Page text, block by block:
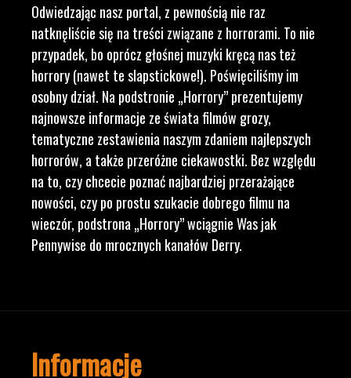
Odwiedzając nasz portal, z pewnością nie raz
natknęliście się na treści związane z horrorami. To nie
przypadek, bo oprócz głośnej muzyki kręcą nas też
horrory (nawet te slapstickowe!). Poświęciliśmy im
osobny dział. Na podstronie „Horrory” prezentujemy
najnowsze informacje ze świata filmów grozy,
tematyczne zestawienia naszym zdaniem najlepszych
horrorów, a także przeróżne ciekawostki. Bez względu
na to, czy chcecie poznać najbardziej przerażające
nowości, czy po prostu szukacie dobrego filmu na
wieczór, podstrona „Horrory” wciągnie Was jak
Pennywise do mrocznych kanałów Derry.
Informacje